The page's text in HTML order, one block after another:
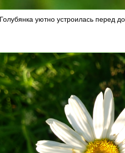
Голубянка уютно устроилась перед